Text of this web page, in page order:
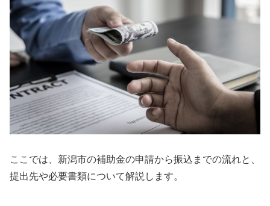
ここでは、新潟市の補助金の申請から振込までの流れと、
提出先や必要書類について解説します。